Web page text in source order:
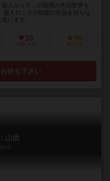
超人ロック」の初期の作品世界を
超人ロックの初期の作品を知らな
います。 ...
25
お気に入り
89
持ってる
待ち下さい
山吹